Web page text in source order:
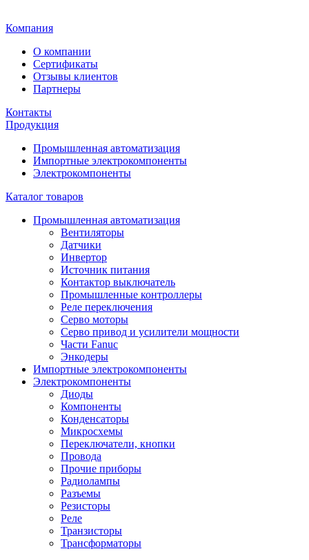
Компания
О компании
Сертификаты
Отзывы клиентов
Партнеры
Контакты
Продукция
Промышленная автоматизация
Импортные электрокомпоненты
Электрокомпоненты
Каталог товаров
Промышленная автоматизация
Вентиляторы
Датчики
Инвертор
Источник питания
Контактор выключатель
Промышленные контроллеры
Реле переключения
Серво моторы
Серво привод и усилители мощности
Части Fanuc
Энкодеры
Импортные электрокомпоненты
Электрокомпоненты
Диоды
Компоненты
Конденсаторы
Микросхемы
Переключатели, кнопки
Провода
Прочие приборы
Радиолампы
Разъемы
Резисторы
Реле
Транзисторы
Трансформаторы